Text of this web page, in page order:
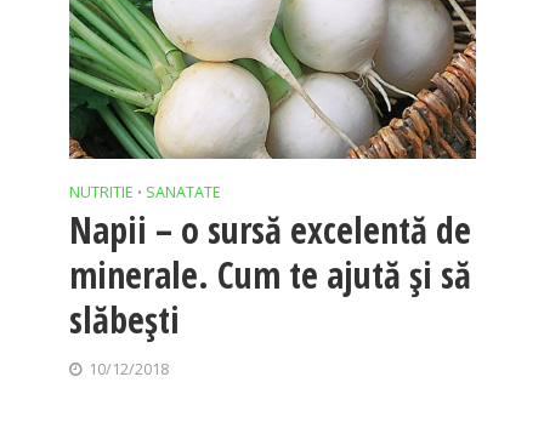
NUTRITIE • SANATATE
Napii – o sursă excelentă de
minerale. Cum te ajută şi să
slăbeşti
10/12/2018